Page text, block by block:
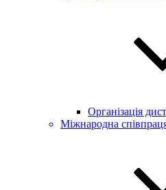
Організація
Міжнародна